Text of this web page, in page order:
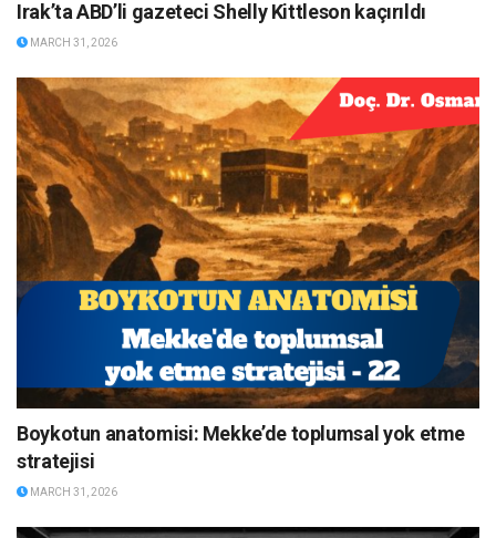
Irak’ta ABD’li gazeteci Shelly Kittleson kaçırıldı
MARCH 31, 2026
Boykotun anatomisi: Mekke’de toplumsal yok etme
stratejisi
MARCH 31, 2026